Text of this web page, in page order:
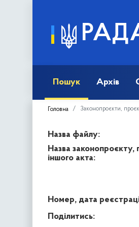
Пошук Архів
Головна Законопроєкти,
Назва файлу:
Назва законопроєкту,
іншого акта:
Номер, дата
Поділитись: